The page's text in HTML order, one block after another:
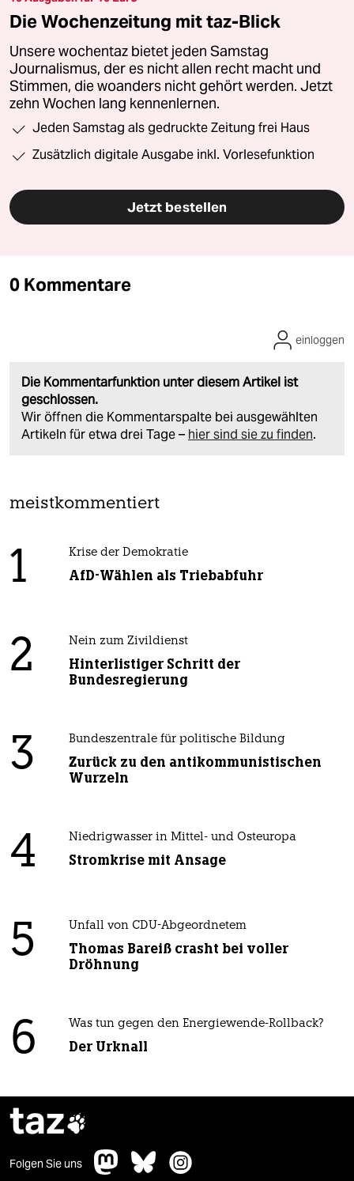
Die Wochenzeitung mit taz-Blick
Unsere wochentaz bietet jeden Samstag
Journalismus, der es nicht allen recht macht und
Stimmen, die woanders nicht gehört werden. Jetzt
zehn Wochen lang kennenlernen.
Jeden Samstag als gedruckte Zeitung frei Haus
Zusätzlich digitale Ausgabe inkl. Vorlesefunktion
Jetzt bestellen
0 Kommentare
Die Kommentarfunktion unter diesem Artikel ist
geschlossen.
Wir öffnen die Kommentarspalte bei ausgewählten
Artikeln für etwa drei Tage – hier sind sie zu finden.
einloggen
meistkommentiert
1 Krise der Demokratie
AfD-Wählen als Triebabfuhr
2 Nein zum Zivildienst
Hinterlistiger Schritt der
Bundesregierung
3 Bundeszentrale für politische Bildung
Zurück zu den antikommunistischen
Wurzeln
4 Niedrigwasser in Mittel- und Osteuropa
Stromkrise mit Ansage
5 Unfall von CDU-Abgeordnetem
Thomas Bareiß crasht bei voller
Dröhnung
6 Was tun gegen den Energiewende-Rollback?
Der Urknall
taz
Folgen Sie uns